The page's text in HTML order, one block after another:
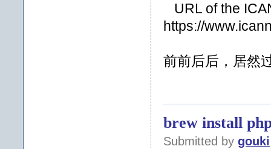
URL of the
https://
前前后后，居然
brew install
Submitted by gouki